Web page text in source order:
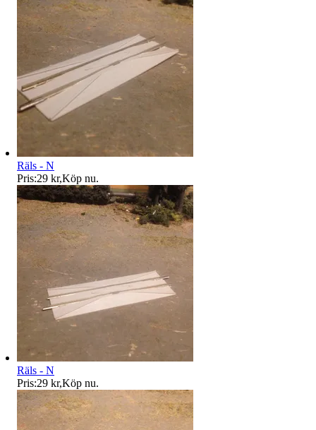
Räls - N
Pris:29 kr,Köp nu.
Räls - N
Pris:29 kr,Köp nu.